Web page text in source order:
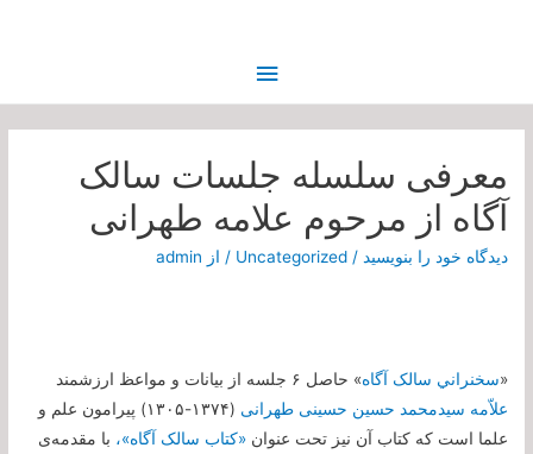
فهرست
اصلی
معرفی سلسله جلسات سالک
آگاه از مرحوم علامه طهرانی
دیدگاه‌ خود را بنویسید /
Uncategorized / از admin
«سخنراني سالک آگاه» حاصل ۶ جلسه از بیانات و مواعظ ارزشمند
علاّمه سیدمحمد حسین حسینی طهرانی
(۱۳۷۴-۱۳۰۵) پیرامون علم و
علما است که کتاب آن نیز تحت عنوان«کتاب سالک آگاه»، با مقدمه‌ی